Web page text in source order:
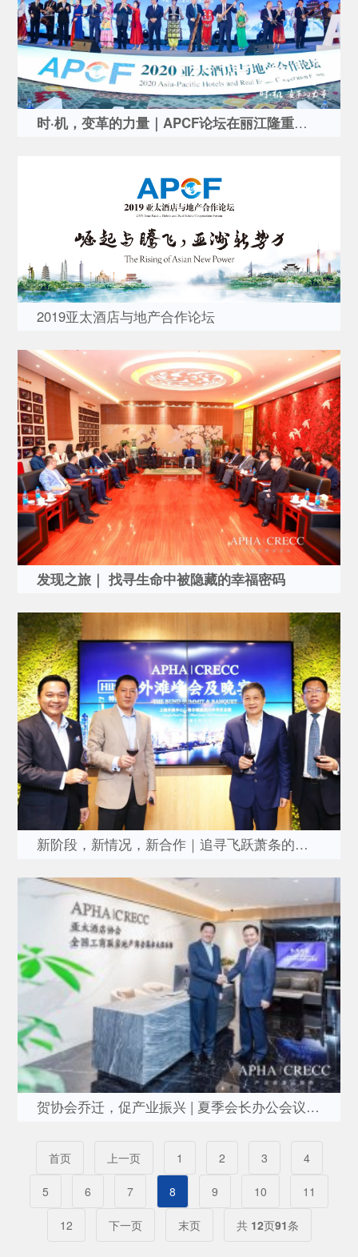
时·机，变革的力量｜APCF论坛在丽江隆重召开完美谢幕
2019亚太酒店与地产合作论坛
发现之旅｜ 找寻生命中被隐藏的幸福密码
新阶段，新情况，新合作｜追寻飞跃萧条的智慧
贺协会乔迁，促产业振兴 | 夏季会长办公会议及家宴、球赛谢幕
首页 上一页 1 2 3 4
5 6 7 8 9 10 11
12 下一页 末页 共 12页91条